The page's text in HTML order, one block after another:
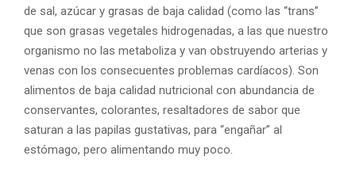
de sal, azúcar y grasas de baja calidad (como las “trans”
que son grasas vegetales hidrogenadas, a las que nuestro
organismo no las metaboliza y van obstruyendo arterias y
venas con los consecuentes problemas cardíacos). Son
alimentos de baja calidad nutricional con abundancia de
conservantes, colorantes, resaltadores de sabor que
saturan a las papilas gustativas, para “engañar” al
estómago, pero alimentando muy poco.